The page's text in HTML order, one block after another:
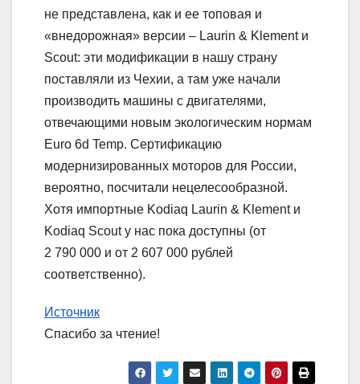
не представлена, как и ее топовая и
«внедорожная» версии – Laurin & Klement и
Scout: эти модификации в нашу страну
поставляли из Чехии, а там уже начали
производить машины с двигателями,
отвечающими новым экологическим нормам
Euro 6d Temp. Сертификацию
модернизированных моторов для России,
вероятно, посчитали нецелесообразной.
Хотя импортные Kodiaq Laurin & Klement и
Kodiaq Scout у нас пока доступны (от
2 790 000 и от 2 607 000 рублей
соответственно).
Источник
Спасибо за чтение!